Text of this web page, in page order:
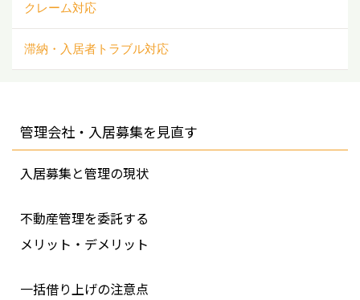
クレーム対応
滞納・入居者トラブル対応
管理会社・入居募集を見直す
入居募集と管理の現状
不動産管理を委託する
メリット・デメリット
一括借り上げの注意点